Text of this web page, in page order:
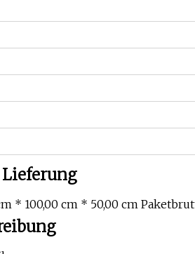
* 100,00 cm * 50,00 cm